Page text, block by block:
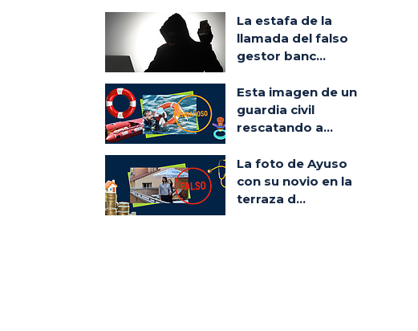
La estafa de la
llamada del falso
gestor banc...
Esta imagen de un
guardia civil
rescatando a...
La foto de Ayuso
con su novio en la
terraza d...